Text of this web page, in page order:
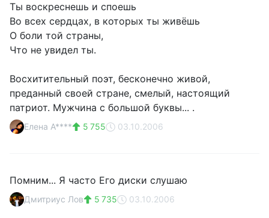
Ты воскреснешь и споешь
Во всех сердцах, в которых ты живёшь
О боли той страны,
Что не увидел ты.
Восхитительный поэт, бесконечно живой,
преданный своей стране, смелый, настоящий
патриот. Мужчина с большой буквы... .
Елена А**** 5 755 03.10.2006
Помним... Я часто Его диски слушаю
Дмитриус Лов 5 735 03.10.2006